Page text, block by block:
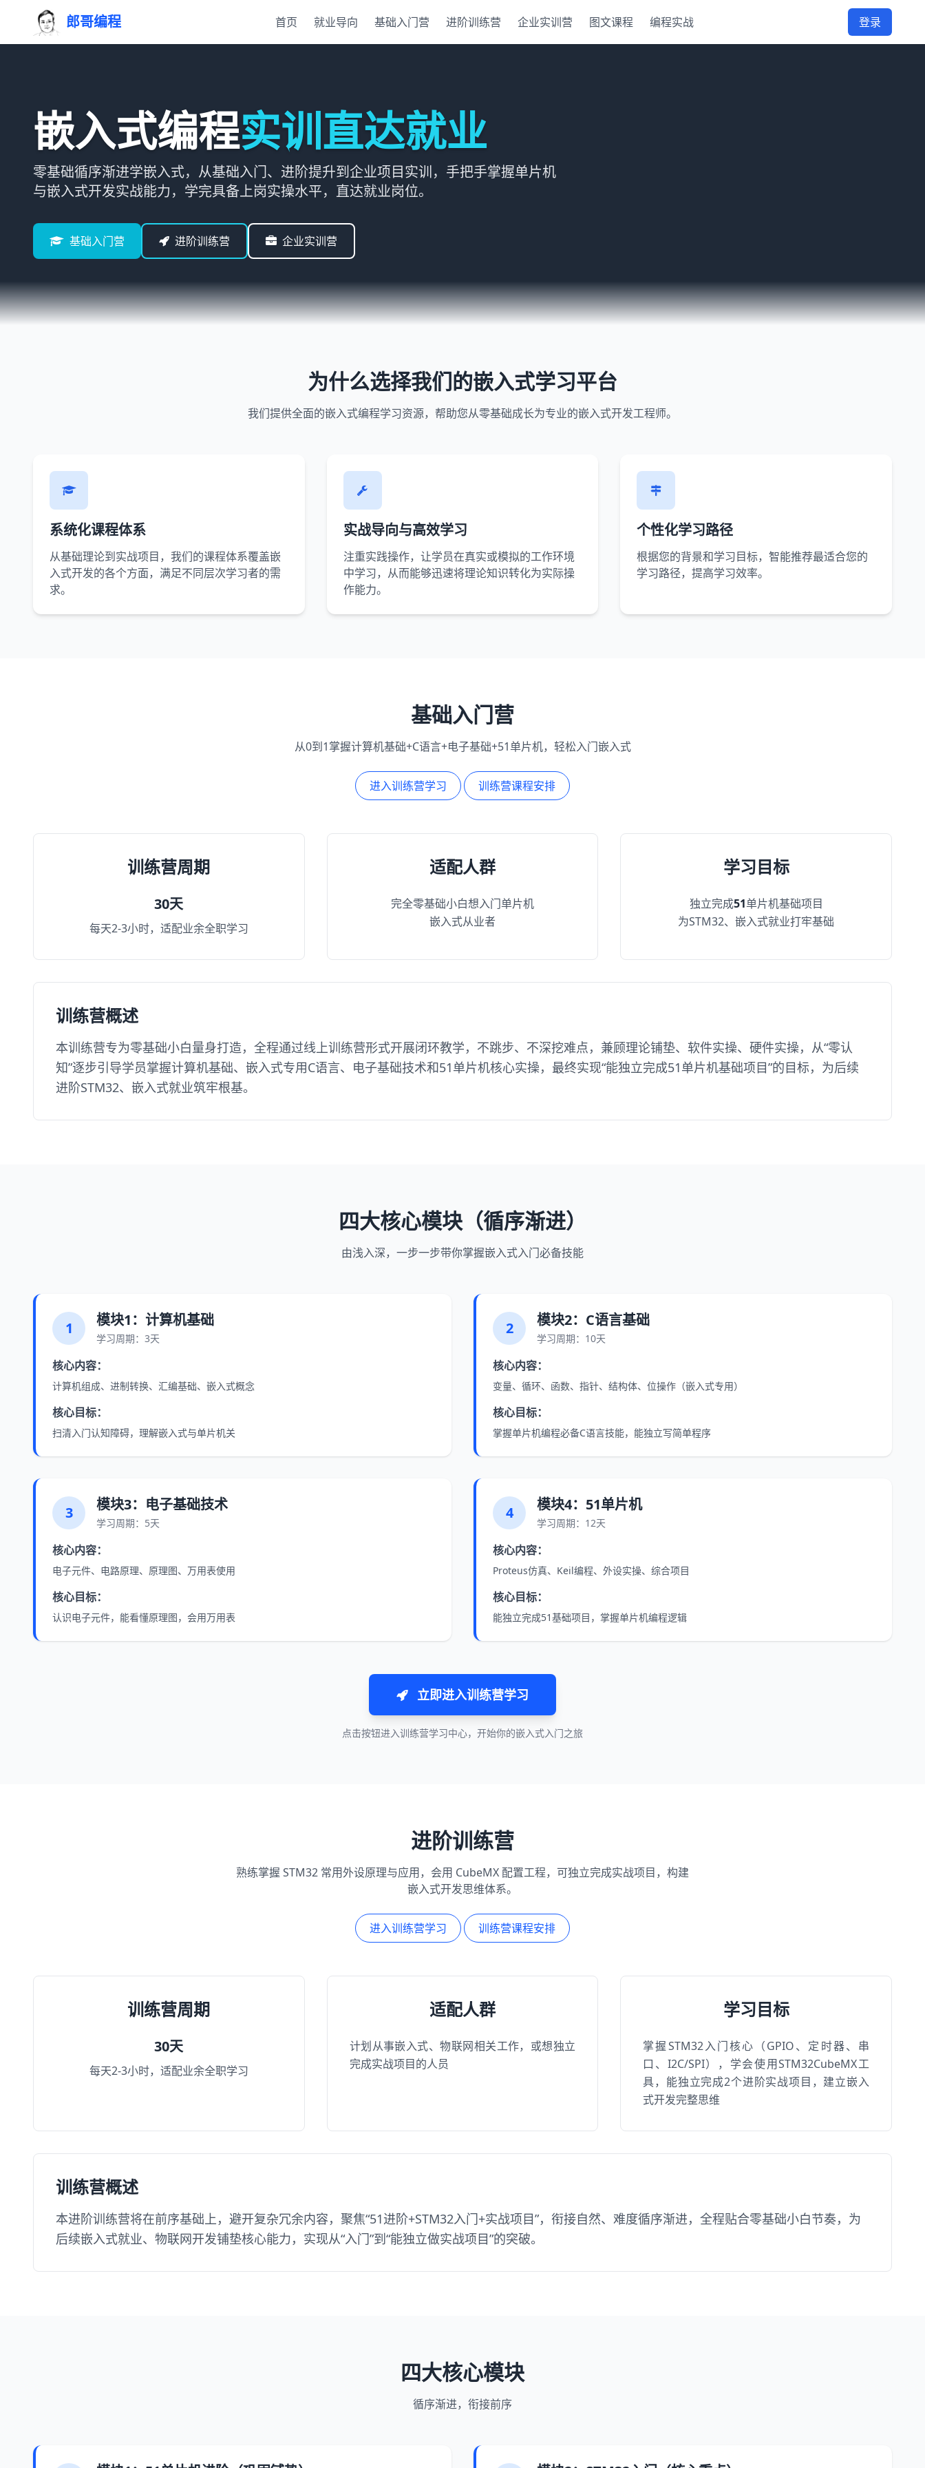
郎哥编程 首页 就业导向 基础入门营 进阶训练营 企业实训营 图文课程 编程实战 登录
嵌入式编程实训直达就业
零基础循序渐进学嵌入式，从基础入门、进阶提升到企业项目实训，手把手掌握单片机
与嵌入式开发实战能力，学完具备上岗实操水平，直达就业岗位。
基础入门营 进阶训练营 企业实训营
为什么选择我们的嵌入式学习平台
我们提供全面的嵌入式编程学习资源，帮助您从零基础成长为专业的嵌入式开发工程师。
系统化课程体系
从基础理论到实战项目，我们的课程体系覆盖嵌
入式开发的各个方面，满足不同层次学习者的需
求。
实战导向与高效学习
注重实践操作，让学员在真实或模拟的工作环境
中学习，从而能够迅速将理论知识转化为实际操
作能力。
个性化学习路径
根据您的背景和学习目标，智能推荐最适合您的
学习路径，提高学习效率。
基础入门营
从0到1掌握计算机基础+C语言+电子基础+51单片机，轻松入门嵌入式
进入训练营学习 训练营课程安排
训练营周期
30天
每天2-3小时，适配业余全职学习
适配人群
完全零基础小白想入门单片机
嵌入式从业者
学习目标
独立完成51单片机基础项目
为STM32、嵌入式就业打牢基础
训练营概述
本训练营专为零基础小白量身打造，全程通过线上训练营形式开展闭环教学，不跳步、不深挖难点，兼顾理论铺垫、软件实操、硬件实操，从“零认
知”逐步引导学员掌握计算机基础、嵌入式专用C语言、电子基础技术和51单片机核心实操，最终实现“能独立完成51单片机基础项目”的目标，为后续
进阶STM32、嵌入式就业筑牢根基。
四大核心模块（循序渐进）
由浅入深，一步一步带你掌握嵌入式入门必备技能
1 模块1：计算机基础
学习周期：3天
核心内容：
计算机组成、进制转换、汇编基础、嵌入式概念
核心目标：
扫清入门认知障碍，理解嵌入式与单片机关
2 模块2：C语言基础
学习周期：10天
核心内容：
变量、循环、函数、指针、结构体、位操作（嵌入式专用）
核心目标：
掌握单片机编程必备C语言技能，能独立写简单程序
3 模块3：电子基础技术
学习周期：5天
核心内容：
电子元件、电路原理、原理图、万用表使用
核心目标：
认识电子元件，能看懂原理图，会用万用表
4 模块4：51单片机
学习周期：12天
核心内容：
Proteus仿真、Keil编程、外设实操、综合项目
核心目标：
能独立完成51基础项目，掌握单片机编程逻辑
立即进入训练营学习
点击按钮进入训练营学习中心，开始你的嵌入式入门之旅
进阶训练营
熟练掌握 STM32 常用外设原理与应用，会用 CubeMX 配置工程，可独立完成实战项目，构建
嵌入式开发思维体系。
进入训练营学习 训练营课程安排
训练营周期
30天
每天2-3小时，适配业余全职学习
适配人群
计划从事嵌入式、物联网相关工作，或想独立
完成实战项目的人员
学习目标
掌握STM32入门核心（GPIO、定时器、串
口、I2C/SPI），学会使用STM32CubeMX工
具，能独立完成2个进阶实战项目，建立嵌入
式开发完整思维
训练营概述
本进阶训练营将在前序基础上，避开复杂冗余内容，聚焦“51进阶+STM32入门+实战项目”，衔接自然、难度循序渐进，全程贴合零基础小白节奏，为
后续嵌入式就业、物联网开发铺垫核心能力，实现从“入门”到“能独立做实战项目”的突破。
四大核心模块
循序渐进，衔接前序